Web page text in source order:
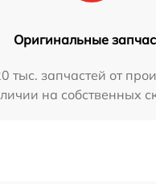
Оригинальные
тыс. запчастей от
на собственных